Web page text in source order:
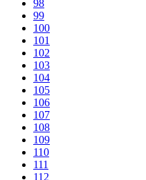
98
99
100
101
102
103
104
105
106
107
108
109
110
111
112